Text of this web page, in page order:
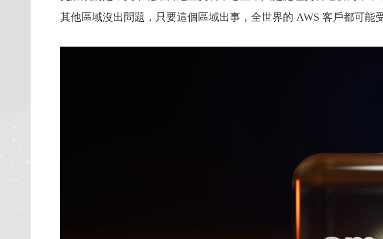
其他區域沒出問題，只要這個區域出事，全世界的 AWS 客戶都可能